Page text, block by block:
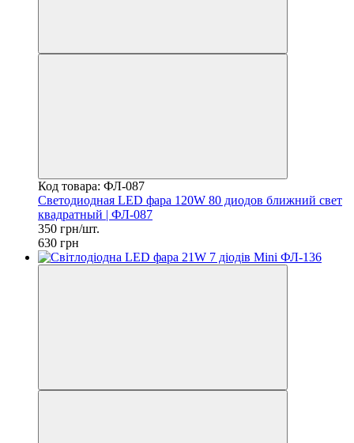
Код товара: ФЛ-087
Светодиодная LED фара 120W 80 диодов ближний свет
квадратный | ФЛ-087
350 грн/шт.
630 грн